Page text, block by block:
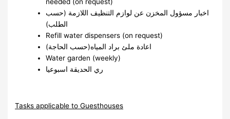
اخبار مسؤول المخزن عن لوازم التنظيف اللازمة (حسب
الطلب)
Refill water dispensers (on request)
اعادة ملئ براد المياه(حسب الحاجة)
Water garden (weekly)
ري الحديقة اسبوعيا
Tasks applicable to Guesthouses